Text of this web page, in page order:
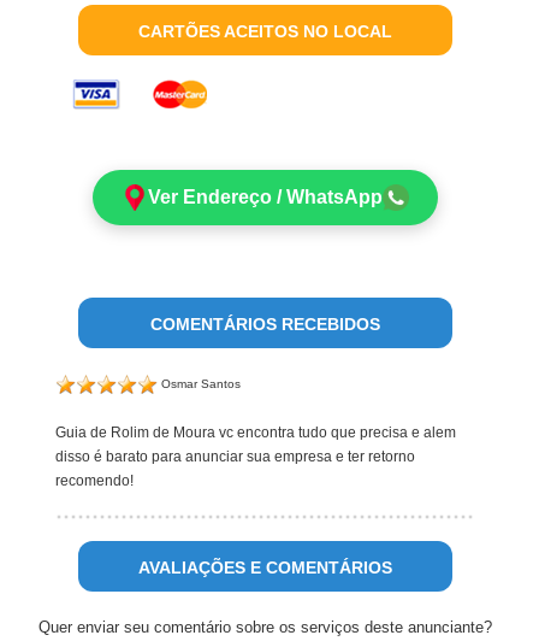
CARTÕES ACEITOS NO LOCAL
Ver Endereço / WhatsApp
COMENTÁRIOS RECEBIDOS
Osmar Santos
Guia de Rolim de Moura vc encontra tudo que precisa e alem
disso é barato para anunciar sua empresa e ter retorno
recomendo!
AVALIAÇÕES E COMENTÁRIOS
Quer enviar seu comentário sobre os serviços deste anunciante?